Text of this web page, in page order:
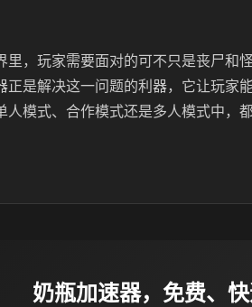
里，玩家需要面对的可不只是丧尸和
正是解决这一问题的利器，它让玩家
人模式、合作模式还是多人模式中，
奶瓶加速器，免费、